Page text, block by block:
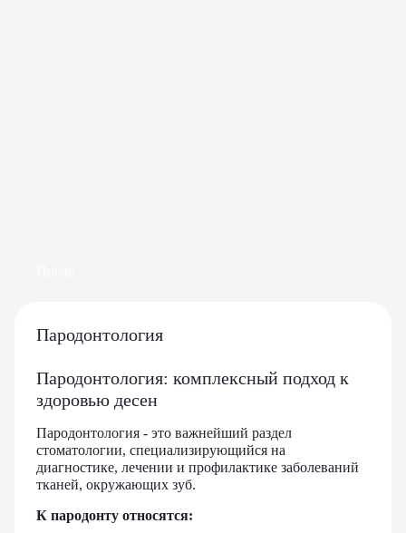
Пародонтология
Пародонтология: комплексный подход к
здоровью десен
Пародонтология - это важнейший раздел
стоматологии, специализирующийся на
диагностике, лечении и профилактике заболеваний
тканей, окружающих зуб.
К пародонту относятся: